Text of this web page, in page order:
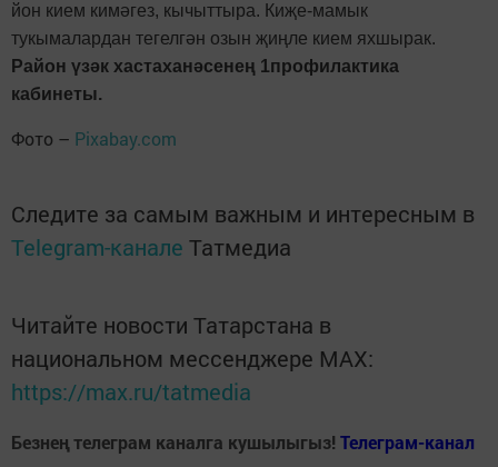
йон кием кимәгез, кычыттыра. Киҗе-мамык
тукымалардан тегелгән озын җиңле кием яхшырак.
Район үзәк хастаханәсенең 1профилактика
кабинеты.
Фото – Pixabay.com
Следите за самым важным и интересным в
Telegram-канале Татмедиа
Читайте новости Татарстана в
национальном мессенджере MАХ:
https://max.ru/tatmedia
Безнең телеграм каналга кушылыгыз! Телеграм-канал